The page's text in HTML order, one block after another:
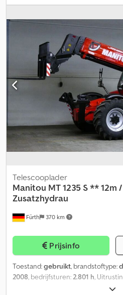
vermogen:115 kW (156,36 pk),
11.400 kg, totale lengte: 6.100 mm
20 km/h, Speciale
Dedpfx Asvm Dvdec Uokr
Fürth 370 km
Telescooplader
Manitou MT 1235 S ** 12m
Zusatzhydrau
Prijsinfo
Toestand:gebruikt, brandstoftype:
2008, bedrijfsturen:2.801 h,
palletvorken, vierwielaandrijving,